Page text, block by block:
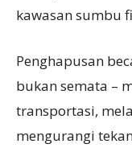
kawasan sumbu
Penghapusan
bukan semata –
transportasi,
mengurangi